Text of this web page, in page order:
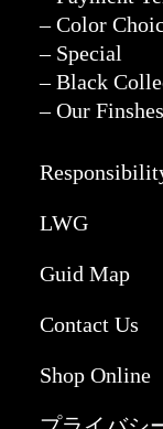
– Color
– Special
– Black
– Our Finshes
LWG
Guid Map
Contact Us
Shop Online